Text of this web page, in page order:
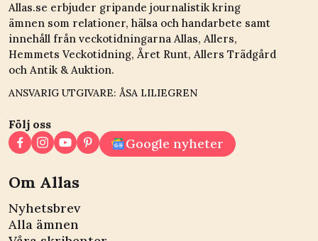
Allas.se erbjuder gripande journalistik kring
ämnen som relationer, hälsa och handarbete samt
innehåll från veckotidningarna Allas, Allers,
Hemmets Veckotidning, Året Runt, Allers Trädgård
och Antik & Auktion.
ANSVARIG UTGIVARE: ÅSA LILIEGREN
Följ oss
Google nyheter
Om Allas
Nyhetsbrev
Alla ämnen